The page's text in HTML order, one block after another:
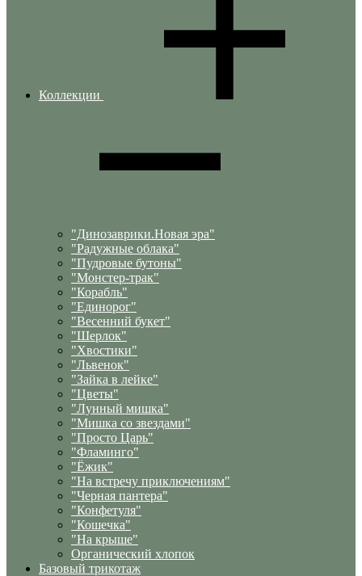
Коллекции
"Динозаврики.Новая эра"
"Радужные облака"
"Пудровые бутоны"
"Монстер-трак"
"Корабль"
"Единорог"
"Весенний букет"
"Шерлок"
"Хвостики"
"Львенок"
"Зайка в лейке"
"Цветы"
"Лунный мишка"
"Мишка со звездами"
"Просто Царь"
"Фламинго"
"Ёжик"
"На встречу приключениям"
"Черная пантера"
"Конфетуля"
"Кошечка"
"На крыше"
Органический хлопок
Базовый трикотаж